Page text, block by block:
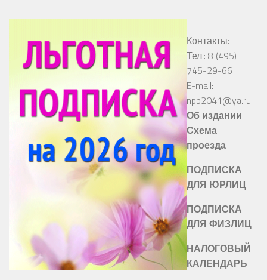
Контакты:
Тел.: 8 (495)
745-29-66
E-mail:
npp2041@ya.ru
Об издании
Схема
проезда
ПОДПИСКА
ДЛЯ ЮРЛИЦ
ПОДПИСКА
ДЛЯ ФИЗЛИЦ
НАЛОГОВЫЙ
КАЛЕНДАРЬ